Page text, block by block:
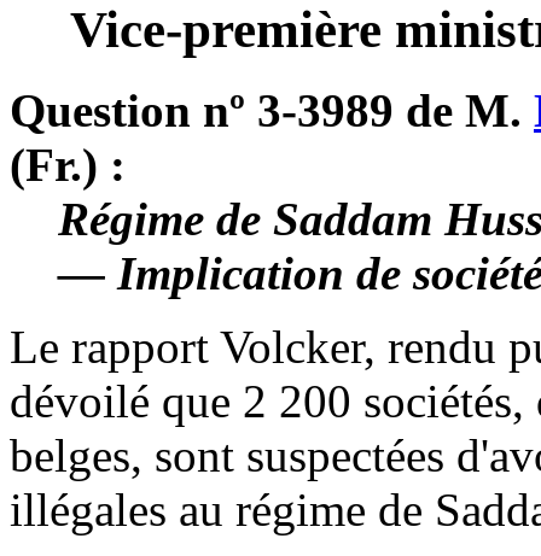
Vice-première
Question nº 3-3989 de M.
(Fr.) :
Régime de Saddam
— Implication de
Le rapport Volcker, rendu
dévoilé que 2 200
belges, sont suspectées
illégales au régime de